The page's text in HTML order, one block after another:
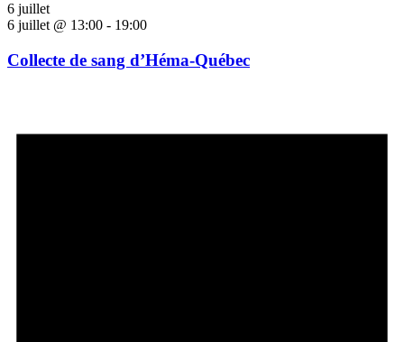
6 juillet
6 juillet @ 13:00 - 19:00
Collecte de sang d’Héma-Québec